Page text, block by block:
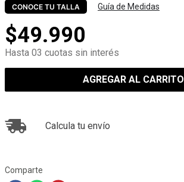
CONOCE TU TALLA Guía de Medidas
$49.990
Hasta 03 cuotas sin interés
AGREGAR AL CARRITO
Calcula tu envío
Comparte